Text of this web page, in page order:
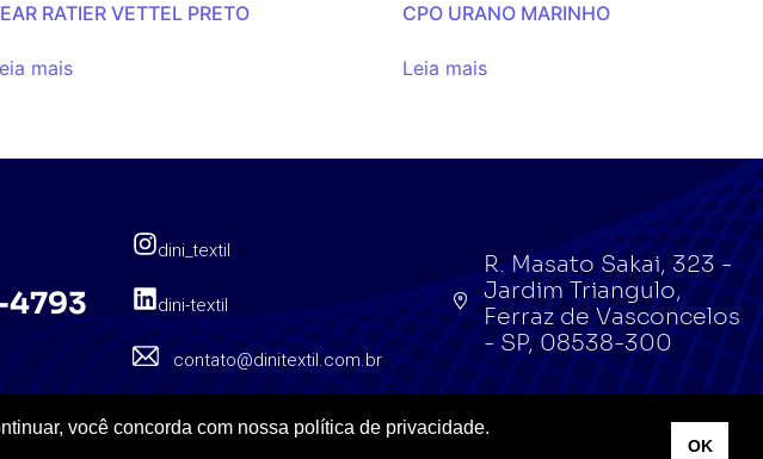
RATIER VETTEL PRETO
mais
CPO URANO MARINHO
Leia mais
4793
dini_textil
dini-textil
contato@dinitextil.com.br
R. Masato Sakai, 323 -
Jardim Triangulo,
Ferraz de Vasconcelos
- SP, 08538-300
você concorda com nossa política de privacidade.
OK